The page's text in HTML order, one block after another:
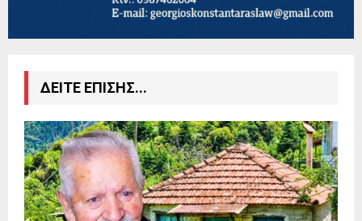
ΔΕΙΤΕ ΕΠΙΣΗΣ...